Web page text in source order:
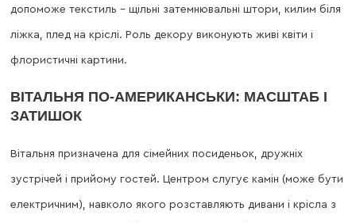
допоможе текстиль – щільні затемнювальні штори, килим біля
ліжка, плед на кріслі. Роль декору виконують живі квіти і
флористичні картини.
ВІТАЛЬНЯ ПО-АМЕРИКАНСЬКИ: МАСШТАБ І
ЗАТИШОК
Вітальня призначена для сімейних посиденьок, дружніх
зустрічей і прийому гостей. Центром слугує камін (може бути
електричним), навколо якого розставляють дивани і крісла з